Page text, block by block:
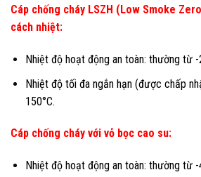
Cáp chống cháy LSZH (Low Smoke
cách nhiệt:
Nhiệt độ hoạt động an toàn: thường từ -
Nhiệt độ tối đa ngắn hạn (được chấp
150°C.
Cáp chống cháy với vỏ bọc cao su:
Nhiệt độ hoạt động an toàn: thường từ -